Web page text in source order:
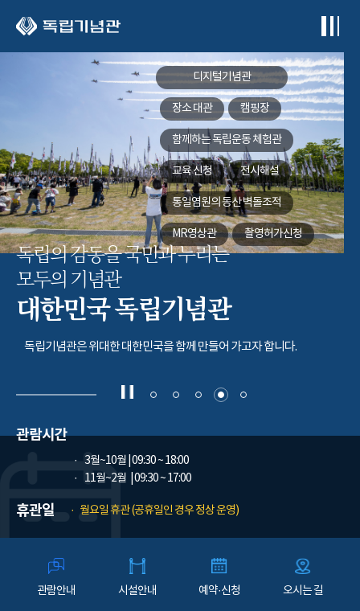
디지털기념관
장소 대관 캠핑장
함께하는독립운동 체험관
교육 신청 전시해설
통일염원의 동산벽돌조적
MR영상관 촬영허가신청
독립의 감동을 국민과 누리는
모두의 기념관
대한민국 독립기념관
독립기념관은 위대한 대한민국을 함께 만들어 가고자 합니다.
관람시간
3월~10월 | 09:30 ~ 18:00
11월~2월
| 09:30 ~ 17:00
휴관일 월요일 휴관 (공휴일인 경우 정상 운영)
관람안내 시설안내 예약·신청 오시는 길